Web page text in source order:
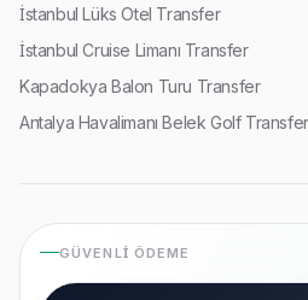
İstanbul Lüks Otel Transfer
İstanbul Cruise Limanı Transfer
Kapadokya Balon Turu Transfer
Antalya Havalimanı Belek Golf Transfer
GÜVENLI ÖDEME